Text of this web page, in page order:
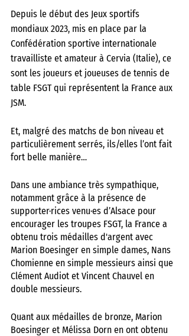
Depuis le début des Jeux sportifs
mondiaux 2023, mis en place par la
Confédération sportive internationale
travailliste et amateur à Cervia (Italie), ce
sont les joueurs et joueuses de tennis de
table FSGT qui représentent la France aux
JSM.
Et, malgré des matchs de bon niveau et
particulièrement serrés, ils/elles l’ont fait
fort belle manière…
Dans une ambiance très sympathique,
notamment grâce à la présence de
supporter·rices venu·es d’Alsace pour
encourager les troupes FSGT, la France a
obtenu trois médailles d'argent avec
Marion Boesinger en simple dames, Nans
Chomienne en simple messieurs ainsi que
Clément Audiot et Vincent Chauvel en
double messieurs.
Quant aux médailles de bronze, Marion
Boesinger et Mélissa Dorn en ont obtenu